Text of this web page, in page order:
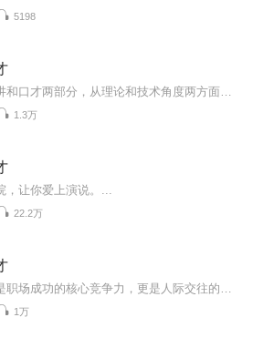
5198
1.3万
，让你爱上演说。...
22.2万
1万